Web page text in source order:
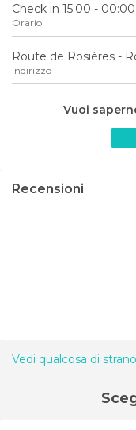
Check in 15:00 -
Orario
Route de Rosières -
Indirizzo
Vuoi
Recensioni
Vedi qualcosa di